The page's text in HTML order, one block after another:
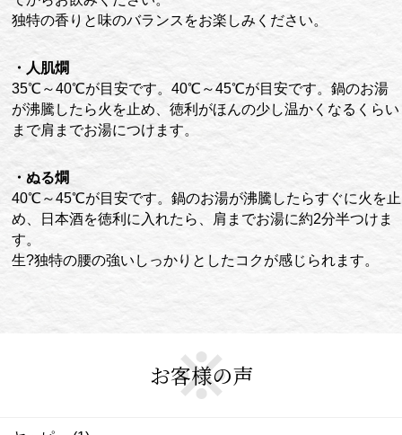
独特の香りと味のバランスをお楽しみください。
・人肌燗
35℃～40℃が目安です。40℃～45℃が目安です。鍋のお湯
が沸騰したら火を止め、徳利がほんの少し温かくなるくらい
まで肩までお湯につけます。
・ぬる燗
40℃～45℃が目安です。鍋のお湯が沸騰したらすぐに火を止
め、日本酒を徳利に入れたら、肩までお湯に約2分半つけま
す。
生?独特の腰の強いしっかりとしたコクが感じられます。
お客様の声